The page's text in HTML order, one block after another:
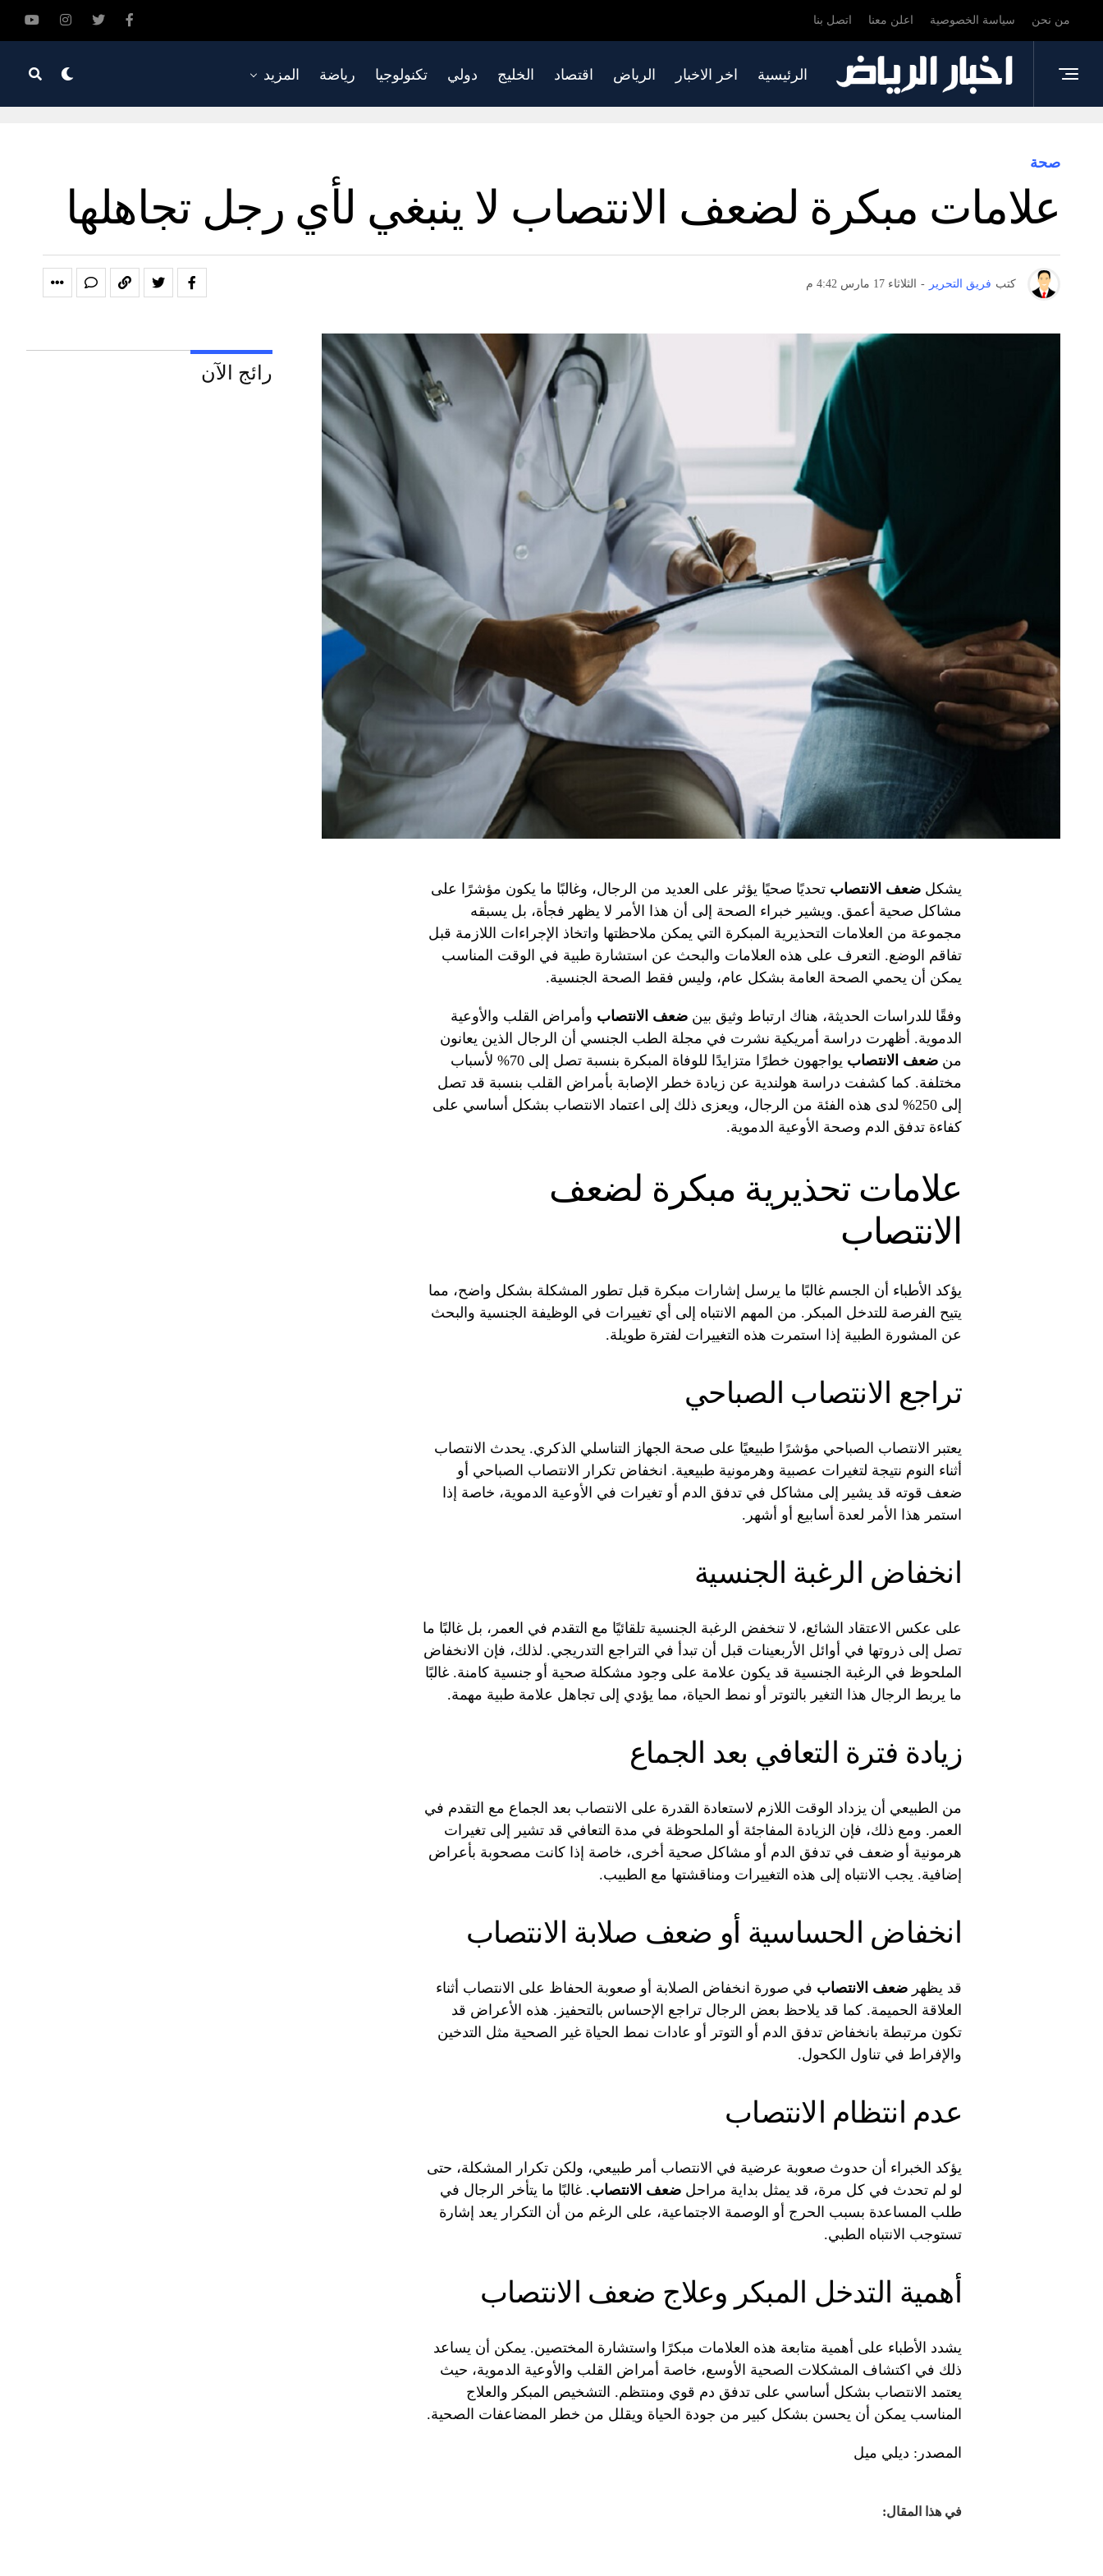
من نحن سياسة الخصوصية اعلن معنا اتصل بنا
الرئيسية اخر الاخبار الرياض اقتصاد الخليج دولي تكنولوجيا رياضة المزيد
صحة
علامات مبكرة لضعف الانتصاب لا ينبغي لأي رجل تجاهلها
كتب فريق التحرير - الثلاثاء 17 مارس 4:42 م
يشكل ضعف الانتصاب تحديًا صحيًا يؤثر على العديد من الرجال، وغالبًا ما يكون مؤشرًا على
مشاكل صحية أعمق. ويشير خبراء الصحة إلى أن هذا الأمر لا يظهر فجأة، بل يسبقه
مجموعة من العلامات التحذيرية المبكرة التي يمكن ملاحظتها واتخاذ الإجراءات اللازمة قبل
تفاقم الوضع. التعرف على هذه العلامات والبحث عن استشارة طبية في الوقت المناسب
يمكن أن يحمي الصحة العامة بشكل عام، وليس فقط الصحة الجنسية.
وفقًا للدراسات الحديثة، هناك ارتباط وثيق بين ضعف الانتصاب وأمراض القلب والأوعية
الدموية. أظهرت دراسة أمريكية نشرت في مجلة الطب الجنسي أن الرجال الذين يعانون
من ضعف الانتصاب
يواجهون خطرًا متزايدًا للوفاة المبكرة بنسبة تصل إلى 70% لأسباب
مختلفة. كما كشفت دراسة هولندية عن زيادة خطر الإصابة بأمراض القلب بنسبة قد تصل
إلى 250% لدى هذه الفئة من الرجال، ويعزى ذلك إلى اعتماد الانتصاب بشكل أساسي على
كفاءة تدفق الدم وصحة الأوعية الدموية.
علامات تحذيرية مبكرة لضعف
الانتصاب
يؤكد الأطباء أن الجسم غالبًا ما يرسل إشارات مبكرة قبل تطور المشكلة بشكل واضح، مما
يتيح الفرصة للتدخل المبكر. من المهم الانتباه إلى أي تغييرات في الوظيفة الجنسية والبحث
عن المشورة الطبية إذا استمرت هذه التغييرات لفترة طويلة.
تراجع الانتصاب الصباحي
يعتبر الانتصاب الصباحي مؤشرًا طبيعيًا على صحة الجهاز التناسلي الذكري. يحدث الانتصاب
أثناء النوم نتيجة لتغيرات عصبية وهرمونية طبيعية. انخفاض تكرار الانتصاب الصباحي أو
ضعف قوته قد يشير إلى مشاكل في تدفق الدم أو تغيرات في الأوعية الدموية، خاصة إذا
استمر هذا الأمر لعدة أسابيع أو أشهر.
انخفاض الرغبة الجنسية
على عكس الاعتقاد الشائع، لا تنخفض الرغبة الجنسية تلقائيًا مع التقدم في العمر، بل غالبًا ما
تصل إلى ذروتها في أوائل الأربعينات قبل أن تبدأ في التراجع التدريجي. لذلك، فإن الانخفاض
الملحوظ في الرغبة الجنسية قد يكون علامة على وجود مشكلة صحية أو جنسية كامنة. غالبًا
ما يربط الرجال هذا التغير بالتوتر أو نمط الحياة، مما يؤدي إلى تجاهل علامة طبية مهمة.
زيادة فترة التعافي بعد الجماع
من الطبيعي أن يزداد الوقت اللازم لاستعادة القدرة على الانتصاب بعد الجماع مع التقدم في
العمر. ومع ذلك، فإن الزيادة المفاجئة أو الملحوظة في مدة التعافي قد تشير إلى تغيرات
هرمونية أو ضعف في تدفق الدم أو مشاكل صحية أخرى، خاصة إذا كانت مصحوبة بأعراض
إضافية. يجب الانتباه إلى هذه التغييرات ومناقشتها مع الطبيب.
انخفاض الحساسية أو ضعف صلابة الانتصاب
قد يظهر ضعف الانتصاب في صورة انخفاض الصلابة أو صعوبة الحفاظ على الانتصاب أثناء
العلاقة الحميمة. كما قد يلاحظ بعض الرجال تراجع الإحساس بالتحفيز. هذه الأعراض قد
تكون مرتبطة بانخفاض تدفق الدم أو التوتر أو عادات نمط الحياة غير الصحية مثل التدخين
والإفراط في تناول الكحول.
عدم انتظام الانتصاب
يؤكد الخبراء أن حدوث صعوبة عرضية في الانتصاب أمر طبيعي، ولكن تكرار المشكلة، حتى
لو لم تحدث في كل مرة، قد يمثل بداية مراحل ضعف الانتصاب. غالبًا ما يتأخر الرجال في
طلب المساعدة بسبب الحرج أو الوصمة الاجتماعية، على الرغم من أن التكرار يعد إشارة
تستوجب الانتباه الطبي.
أهمية التدخل المبكر وعلاج ضعف الانتصاب
يشدد الأطباء على أهمية متابعة هذه العلامات مبكرًا واستشارة المختصين. يمكن أن يساعد
ذلك في اكتشاف المشكلات الصحية الأوسع، خاصة أمراض القلب والأوعية الدموية، حيث
يعتمد الانتصاب بشكل أساسي على تدفق دم قوي ومنتظم. التشخيص المبكر والعلاج
المناسب يمكن أن يحسن بشكل كبير من جودة الحياة ويقلل من خطر المضاعفات الصحية.
المصدر: ديلي ميل
في هذا المقال:
رائج الآن